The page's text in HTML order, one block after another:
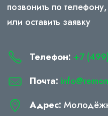
позвонить по
или оставить заявку
Телефон: +7
Почта:
Адрес: